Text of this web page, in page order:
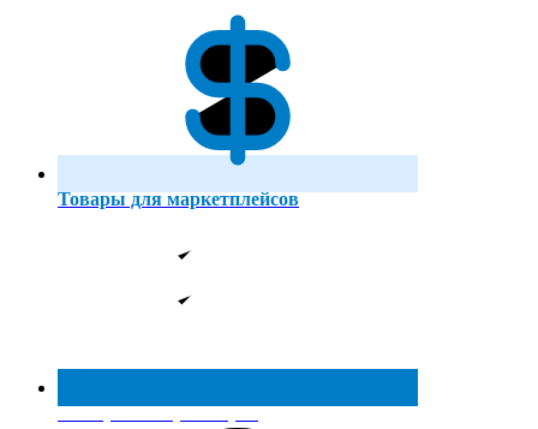
Товары для маркетплейсов
Реестр МинПромТорга